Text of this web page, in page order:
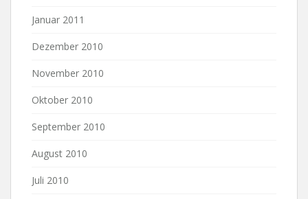
Januar 2011
Dezember 2010
November 2010
Oktober 2010
September 2010
August 2010
Juli 2010